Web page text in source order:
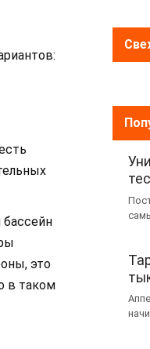
бассейн
это
в таком